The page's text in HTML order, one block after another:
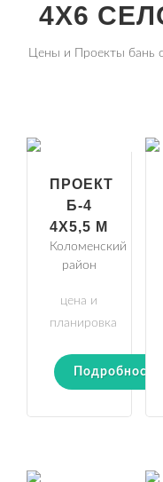
4Х6
Цены и Проекты бань
ПРОЕКТ
Б-4
4Х5,5 М
Коломенский
район
цена и
планировка
Подробности